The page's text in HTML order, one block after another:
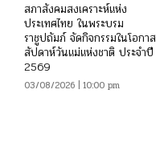
สภาสังคมสงเคราะห์แห่ง
ประเทศไทย ในพระบรม
ราชูปถัมภ์ จัดกิจกรรมในโอกาส
สัปดาห์วันแม่แห่งชาติ ประจำปี
2569
03/08/2026 | 10:00 pm